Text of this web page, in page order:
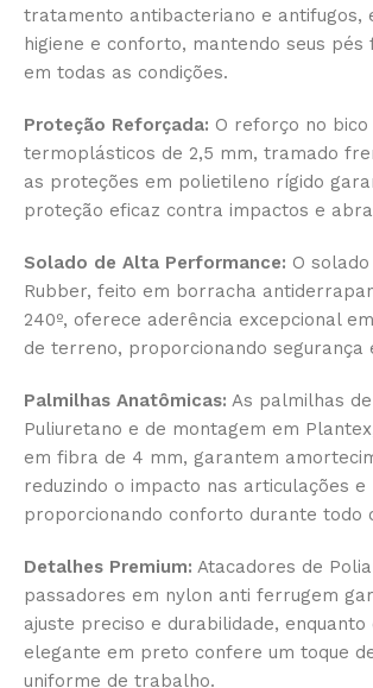
tratamento antibacteriano e antifugos,
higiene e conforto, mantendo seus pés
em todas as condições.
Proteção Reforçada: O reforço no
termoplásticos de 2,5 mm, tramado
as proteções em polietileno rígido
proteção eficaz contra impactos e
Solado de Alta Performance: O
Rubber, feito em borracha
240º, oferece aderência excepcional
de terreno, proporcionando segurança
Palmilhas Anatômicas: As palmilhas
Puliuretano e de montagem em
em fibra de 4 mm, garantem
reduzindo o impacto nas articulações e
proporcionando conforto durante todo
Detalhes Premium: Atacadores de
passadores em nylon anti ferrugem
ajuste preciso e durabilidade, enquanto
elegante em preto confere um toque
uniforme de trabalho.